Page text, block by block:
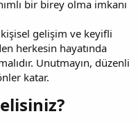
bir birey olma imkanı
gelişim ve keyifli
herkesin hayatında
Unutmayın, düzenli
katar.